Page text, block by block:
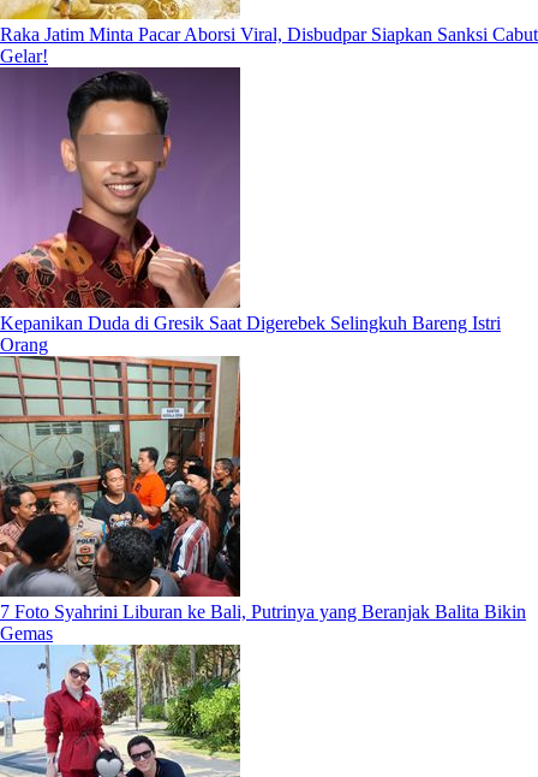
Raka Jatim Minta Pacar Aborsi Viral, Disbudpar Siapkan Sanksi Cabut
Gelar!
Kepanikan Duda di Gresik Saat Digerebek Selingkuh Bareng Istri
Orang
7 Foto Syahrini Liburan ke Bali, Putrinya yang Beranjak Balita Bikin
Gemas